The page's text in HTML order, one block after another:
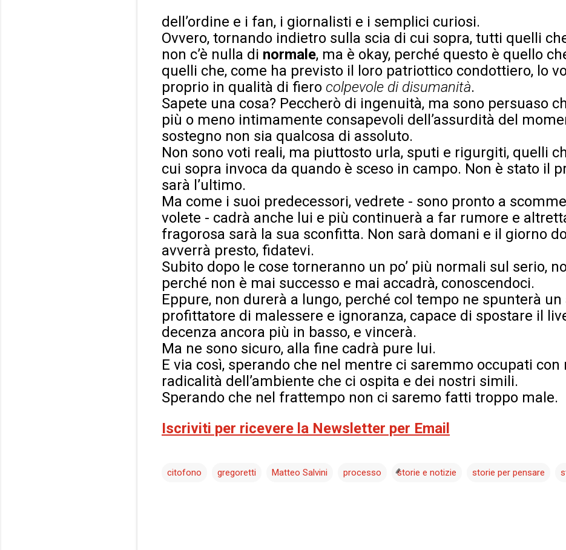
dell’ordine e i fan, i giornalisti e i semplici curiosi.
Ovvero, tornando indietro sulla scia di cui sopra, tutti quelli
non c’è nulla di normale, ma è okay, perché questo è quello
quelli che, come ha previsto il loro patriottico condottiero, lo
proprio in qualità di fiero colpevole di disumanità.
Sapete una cosa? Peccherò di ingenuità, ma sono persuaso
più o meno intimamente consapevoli dell’assurdità del
sostegno non sia qualcosa di assoluto.
Non sono voti reali, ma piuttosto urla, sputi e rigurgiti, quelli
cui sopra invoca da quando è sceso in campo. Non è stato il
sarà l’ultimo.
Ma come i suoi predecessori, vedrete - sono pronto a
volete - cadrà anche lui e più continuerà a far rumore e
fragorosa sarà la sua sconfitta. Non sarà domani e il giorno
avverrà presto, fidatevi.
Subito dopo le cose torneranno un po’ più normali sul serio,
perché non è mai successo e mai accadrà, conoscendoci.
Eppure, non durerà a lungo, perché col tempo ne spunterà
profittatore di malessere e ignoranza, capace di spostare il
decenza ancora più in basso, e vincerà.
Ma ne sono sicuro, alla fine cadrà pure lui.
E via così, sperando che nel mentre ci saremmo occupati con
radicalità dell’ambiente che ci ospita e dei nostri simili.
Sperando che nel frattempo non ci saremo fatti troppo male.
Iscriviti per ricevere la Newsletter per Email
citofono gregoretti Matteo Salvini processo storie e notizie storie per pensare